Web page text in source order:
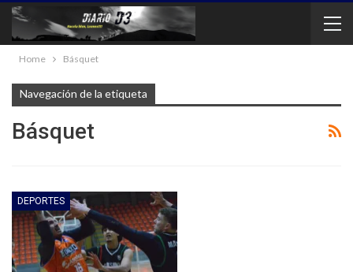
Home Básquet
Navegación de la etiqueta
Básquet
DEPORTES